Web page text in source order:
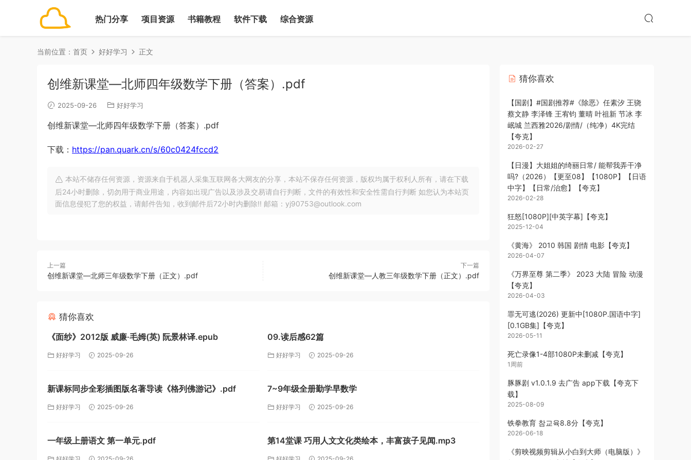
热门分享 项目资源 书籍教程 软件下载 综合资源
当前位置： 首页 好好学习 正文
创维新课堂—北师四年级数学下册（答案）.pdf
2025-09-26 好好学习
创维新课堂—北师四年级数学下册（答案）.pdf
下载： https://pan.quark.cn/s/60c0424fccd2
本站不储存任何资源，资源来自于机器人采集互联网各大网友的分享，本站不保存任何资源，版权均属于权利人所有，请在下载
后24小时删除，切勿用于商业用途，内容如出现广告以及涉及交易请自行判断，文件的有效性和安全性需自行判断 如您认为本站页
面信息侵犯了您的权益，请邮件告知，收到邮件后72小时内删除!! 邮箱：yj90753@outlook.com
上一篇
创维新课堂—北师三年级数学下册（正文）.pdf
下一篇
创维新课堂—人教三年级数学下册（正文）.pdf
猜你喜欢
《面纱》2012版 威廉·毛姆(英) 阮景林译.epub
好好学习 2025-09-26
09.读后感62篇
好好学习 2025-09-26
新课标同步全彩插图版名著导读《格列佛游记》.pdf
好好学习 2025-09-26
7~9年级全册勤学早数学
好好学习 2025-09-26
一年级上册语文 第一单元.pdf 第14堂课 巧用人文文化类绘本，丰富孩子见闻.mp3
猜你喜欢
【国剧】#国剧推荐#《除恶》任素汐 王骁
蔡文静 李泽锋 王宥钧 董晴 叶祖新 节冰 李
岷城 兰西雅2026/剧情/（纯净）4K完结
【夸克】
2026-02-27
【日漫】大姐姐的绮丽日常/ 能帮我弄干净
吗?（2026）【更至08】【1080P】【日语
中字】【日常/治愈】【夸克】
2026-02-28
狂怒[1080P][中英字幕]【夸克】
2025-12-04
《黄海》 2010 韩国 剧情 电影【夸克】
2026-04-07
《万界至尊 第二季》 2023 大陆 冒险 动漫
【夸克】
2026-04-03
罪无可逃(2026) 更新中[1080P.国语中字]
[0.1GB集]【夸克】
2026-05-11
死亡录像1-4部1080P未删减【夸克】
1周前
豚豚剧 v1.0.1.9 去广告 app下载【夸克下
载】
2025-08-09
铁拳教育 참교육8.8分【夸克】
2026-06-18
《剪映视频剪辑从小白到大师（电脑版）》